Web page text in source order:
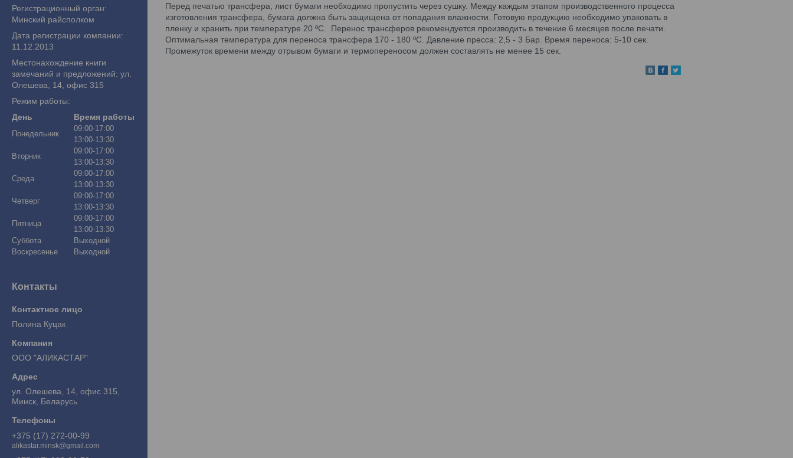
Регистрационный орган:
Минский райсполком
Дата регистрации компании:
11.12.2013
Местонахождение книги
замечаний и предложений: ул.
Олешева, 14, офис 315
Режим работы:
День
Время работы
Понедельник
09:00-17:00
13:00-13:30
Вторник
09:00-17:00
13:00-13:30
Среда
09:00-17:00
13:00-13:30
Четверг
09:00-17:00
13:00-13:30
Пятница
09:00-17:00
13:00-13:30
Суббота
Выходной
Воскресенье
Выходной
Контакты
Полина Куцак
ООО "АЛИКАСТАР"
ул. Олешева, 14, офис 315,
Минск, Беларусь
+375 (17) 272-00-99
alikastar.minsk@gmail.com
Перед печатью трансфера, лист бумаги необходимо пропустить через сушку. Между каждым этапом производственного процесса
изготовления трансфера, бумага должна быть защищена от попадания влажности. Готовую продукцию необходимо упаковать в
пленку и хранить при температуре 20 ºС. Перенос трансферов рекомендуется производить в течение 6 месяцев после печати.
Оптимальная температура для переноса трансфера 170 - 180 ºС. Давление пресса: 2,5 - 3 Бар. Время переноса: 5-10 сек.
Промежуток времени между отрывом бумаги и термопереносом должен составлять не менее 15 сек.